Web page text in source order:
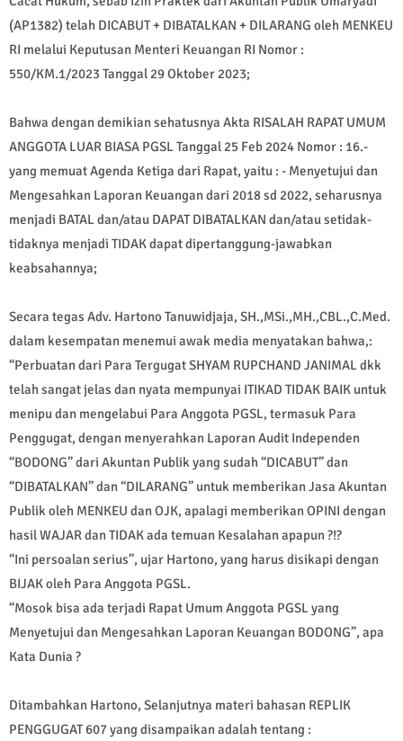
(AP1382) telah DICABUT + DIBATALKAN + DILARANG oleh MENKEU
RI melalui Keputusan Menteri Keuangan RI Nomor :
550/KM.1/2023 Tanggal 29 Oktober 2023;
Bahwa dengan demikian sehatusnya Akta RISALAH RAPAT UMUM
ANGGOTA LUAR BIASA PGSL Tanggal 25 Feb 2024 Nomor : 16.-
yang memuat Agenda Ketiga dari Rapat, yaitu : - Menyetujui dan
Mengesahkan Laporan Keuangan dari 2018 sd 2022, seharusnya
menjadi BATAL dan/atau DAPAT DIBATALKAN dan/atau setidak-
tidaknya menjadi TIDAK dapat dipertanggung-jawabkan
keabsahannya;
Secara tegas Adv. Hartono Tanuwidjaja, SH.,MSi.,MH.,CBL.,C.Med.
dalam kesempatan menemui awak media menyatakan bahwa,:
“Perbuatan dari Para Tergugat SHYAM RUPCHAND JANIMAL dkk
telah sangat jelas dan nyata mempunyai ITIKAD TIDAK BAIK untuk
menipu dan mengelabui Para Anggota PGSL, termasuk Para
Penggugat, dengan menyerahkan Laporan Audit Independen
“BODONG” dari Akuntan Publik yang sudah “DICABUT” dan
“DIBATALKAN” dan “DILARANG” untuk memberikan Jasa Akuntan
Publik oleh MENKEU dan OJK, apalagi memberikan OPINI dengan
hasil WAJAR dan TIDAK ada temuan Kesalahan apapun ?!?
“Ini persoalan serius”, ujar Hartono, yang harus disikapi dengan
BIJAK oleh Para Anggota PGSL.
“Mosok bisa ada terjadi Rapat Umum Anggota PGSL yang
Menyetujui dan Mengesahkan Laporan Keuangan BODONG”, apa
Kata Dunia ?
Ditambahkan Hartono, Selanjutnya materi bahasan REPLIK
PENGGUGAT 607 yang disampaikan adalah tentang :